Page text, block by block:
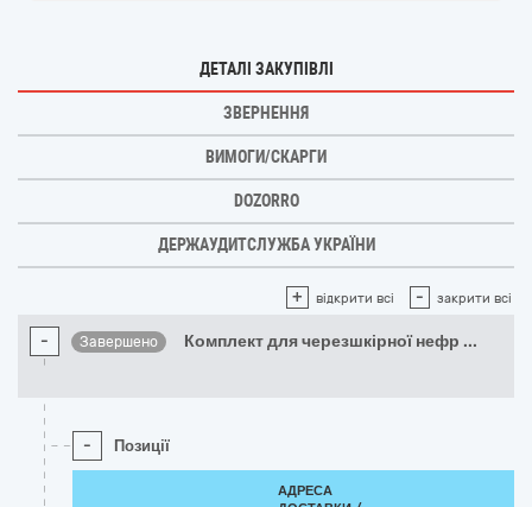
ДЕТАЛІ ЗАКУПІВЛІ
ЗВЕРНЕННЯ
ВИМОГИ/СКАРГИ
DOZORRO
ДЕРЖАУДИТСЛУЖБА УКРАЇНИ
+ відкрити всі - закрити всі
- Завершено Комплект для черезшкірної нефр ...
- Позиції
АДРЕСА